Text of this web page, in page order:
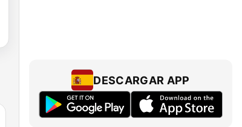
DESCARGAR APP